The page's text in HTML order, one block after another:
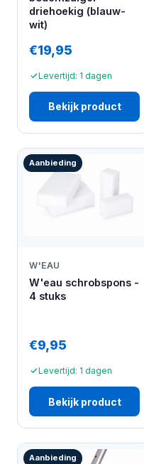
driehoekig (blauw-
wit)
€19,95
Levertijd: 1 dagen
Bekijk product
Aanbieding
W'EAU
W'eau schrobspons -
4 stuks
€9,95
Levertijd: 1 dagen
Bekijk product
Aanbieding